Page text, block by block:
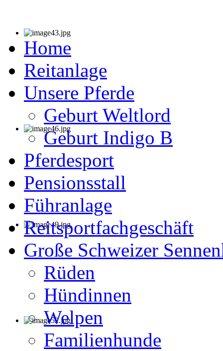
Home
Reitanlage
Unsere Pferde
Geburt Weltlord
Geburt Indigo B
Pferdesport
Pensionsstall
Führanlage
Reitsportfachgeschäft
Große Schweizer
Rüden
Hündinnen
Welpen
Familienhunde